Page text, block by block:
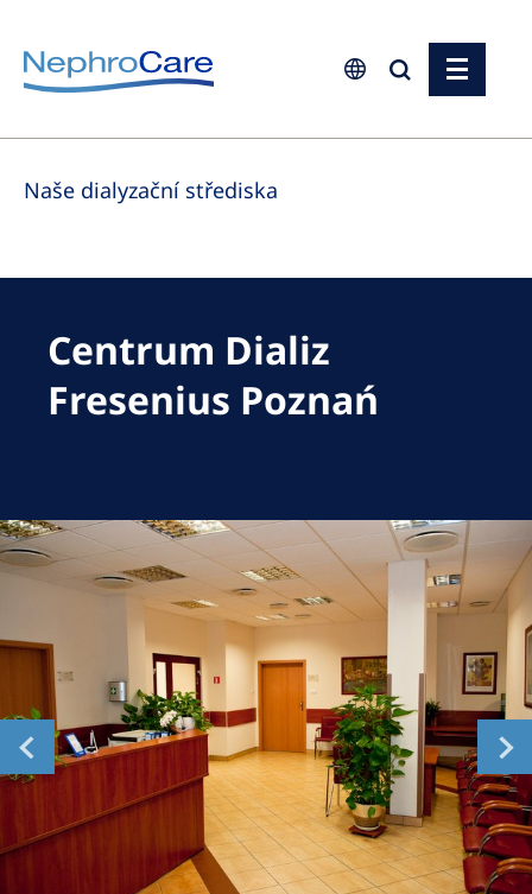
Europe
Czech Republic
Germany
Italy
Netherlands
Romania
Russia
Serbia
Slovakia
Slovenia
Spain
Sweden
Naše dialyzační střediska
Centrum Dializ
Fresenius Poznań